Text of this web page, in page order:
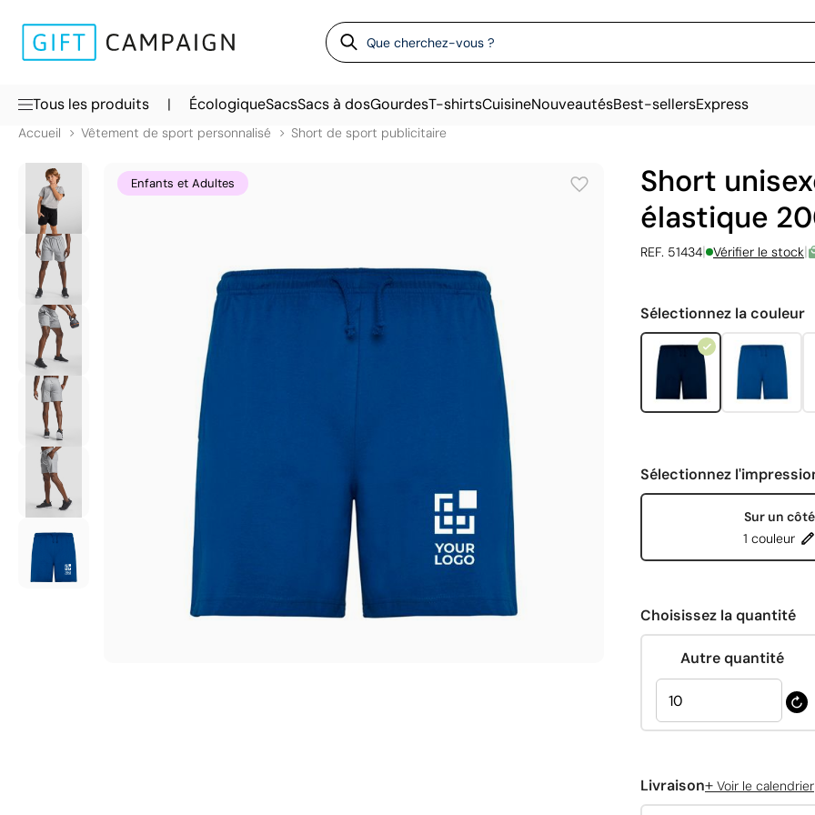
Tous les produits | ÉcologiqueSacsSacs à dosGourdesT-shirtsCuisineNouveautésBest-sellersExpress
Accueil Vêtement de sport personnalisé Short de sport publicitaire
Enfants et Adultes
Short
élastique
REF. 51434| Vérifier le stock|
Sélectionnez la couleur
Sélectionnez
Sur un côté
1 couleur
Choisissez la quantité
Autre quantité
Livraison+ Voir le calendrier